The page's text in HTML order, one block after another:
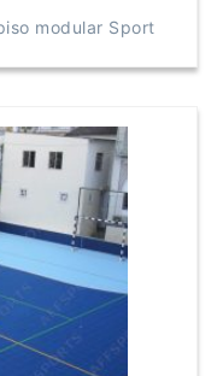
modular Sport